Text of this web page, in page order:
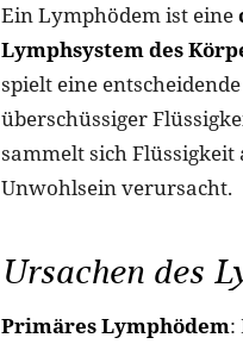
Ein Lymphödem ist eine
Lymphsystem des
spielt eine
überschüssiger
sammelt sich
Unwohlsein verursacht.
Ursachen des
Primäres Lymphödem: